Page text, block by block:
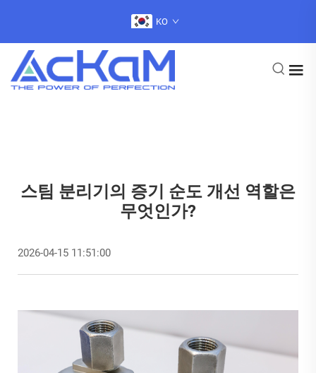
KO
스팀 분리기의 증기 순도 개선 역할은
무엇인가?
2026-04-15 11:51:00